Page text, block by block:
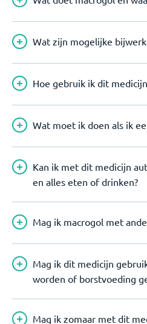
Wat zijn mogelijke
Hoe gebruik ik dit
Wat moet ik doen als ik
Kan ik met dit medicijn
en alles eten of drinken?
Mag ik macrogol met
Mag ik dit medicijn
worden of borstvoeding
Mag ik zomaar met dit